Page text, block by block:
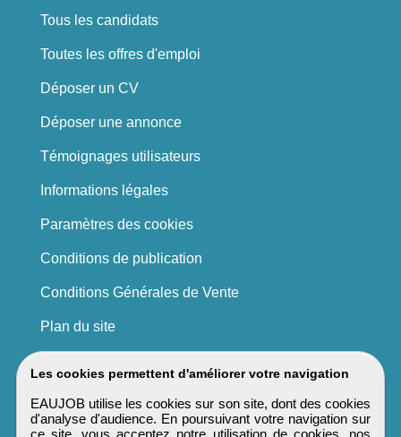
Les cookies permettent d'améliorer votre navigation
EAUJOB utilise les cookies sur son site, dont des cookies
d'analyse d'audience. En poursuivant votre navigation sur
ce site, vous acceptez notre utilisation de cookies, nos
Tous les candidats
Toutes les offres d'emploi
Déposer un CV
Déposer une annonce
Témoignages utilisateurs
Informations légales
Paramètres des cookies
Conditions de publication
Conditions Générales de Vente
Plan du site